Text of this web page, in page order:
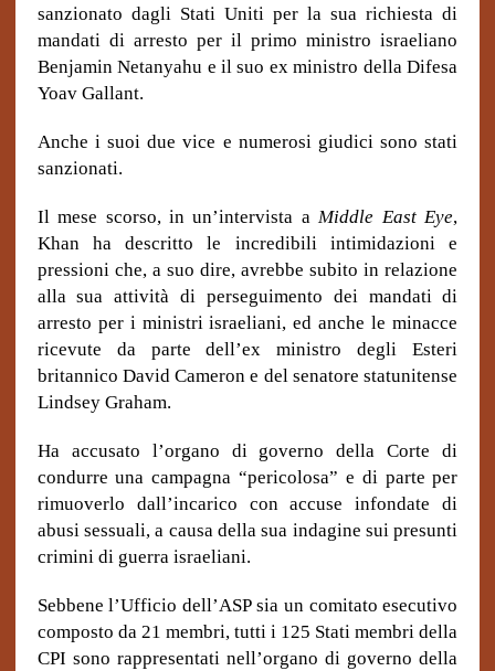
sanzionato dagli Stati Uniti per la sua richiesta di
mandati di arresto per il primo ministro israeliano
Benjamin Netanyahu e il suo ex ministro della Difesa
Yoav Gallant.
Anche i suoi due vice e numerosi giudici sono stati
sanzionati.
Il mese scorso, in un’intervista aMiddle East Eye,
Khan ha descritto le incredibili intimidazioni e
pressioni che, a suo dire, avrebbe subito in relazione
alla sua attività di perseguimento dei mandati di
arresto per i ministri israeliani, ed anche le minacce
ricevute da parte dell’ex ministro degli Esteri
britannico David Cameron e del senatore statunitense
Lindsey Graham.
Ha accusato l’organo di governo della Corte di
condurre una campagna “pericolosa” e di parte per
rimuoverlo dall’incarico con accuse infondate di
abusi sessuali, a causa della sua indagine sui presunti
crimini di guerra israeliani.
Sebbene l’Ufficio dell’ASP sia un comitato esecutivo
composto da 21 membri, tutti i 125 Stati membri della
CPI sono rappresentati nell’organo di governo della